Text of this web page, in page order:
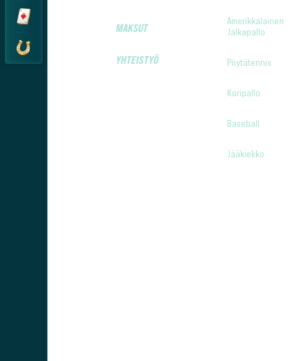
Amerikkalainen
Jalkapallo
Pöytätennis
Koripallo
Baseball
Jääkiekko
MAKSUT
YHTEISTYÖ